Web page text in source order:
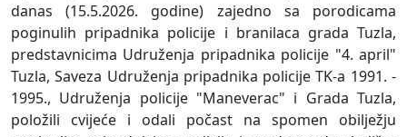
danas (15.5.2026. godine) zajedno sa porodicama
poginulih pripadnika policije i branilaca grada Tuzla,
predstavnicima Udruženja pripadnika policije "4. april"
Tuzla, Saveza Udruženja pripadnika policije TK-a 1991. -
1995., Udruženja policije "Maneverac" i Grada Tuzla,
položili cvijeće i odali počast na spomen obilježju